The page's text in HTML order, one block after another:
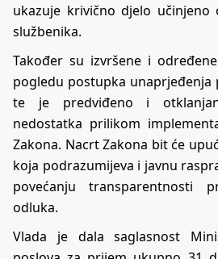
ukazuje krivično djelo učinjeno
službenika.
Također su izvršene i
pogledu postupka unaprjeđenja
te je predviđeno i
nedostatka prilikom
Zakona. Nacrt Zakona bit će
koja podrazumijeva i javnu
povećanju transparentnosti
odluka.
Vlada je dala saglasnost